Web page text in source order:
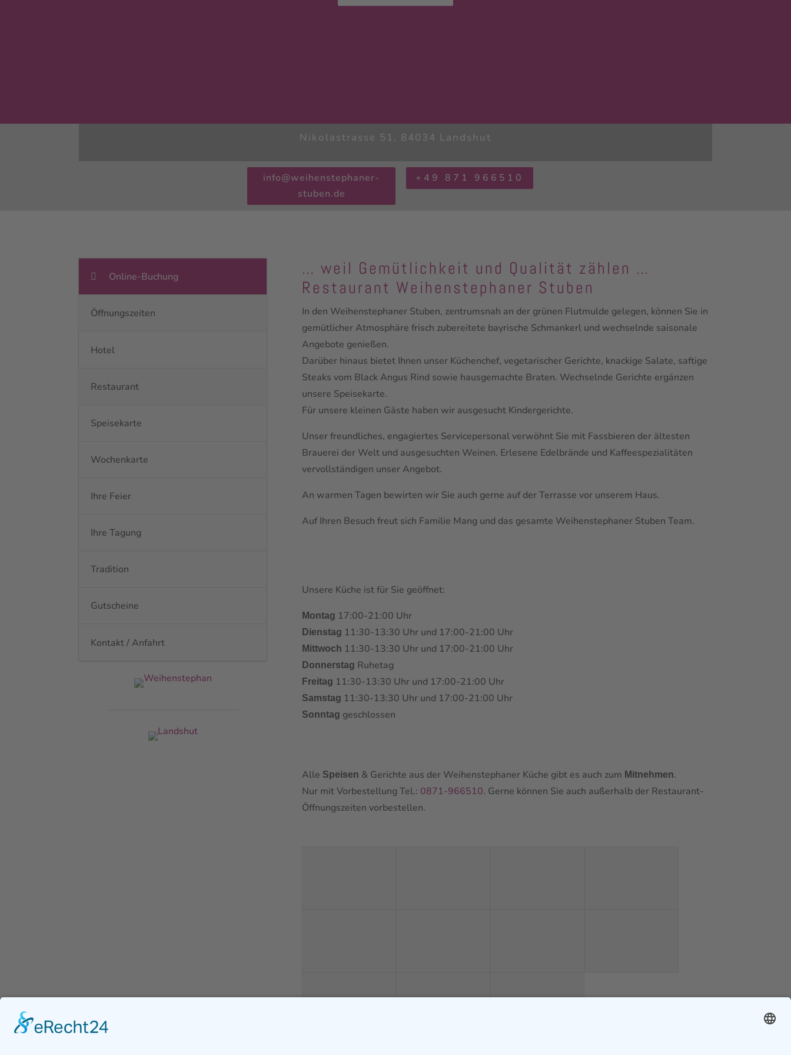
Nikolastrasse 51, 84034 Landshut
info@weihenstephaner-
stuben.de
+49 871 966510
Online-Buchung
Öffnungszeiten
Hotel
Restaurant
Speisekarte
Wochenkarte
Ihre Feier
Ihre Tagung
Tradition
Gutscheine
Kontakt / Anfahrt
… weil Gemütlichkeit und Qualität zählen …
Restaurant Weihenstephaner Stuben
In den Weihenstephaner Stuben, zentrumsnah an der grünen Flutmulde gelegen, können Sie in
gemütlicher Atmosphäre frisch zubereitete bayrische Schmankerl und wechselnde saisonale
Angebote genießen.
Darüber hinaus bietet Ihnen unser Küchenchef, vegetarischer Gerichte, knackige Salate, saftige
Steaks vom Black Angus Rind sowie hausgemachte Braten. Wechselnde Gerichte ergänzen
unsere Speisekarte.
Für unsere kleinen Gäste haben wir ausgesucht Kindergerichte.
Unser freundliches, engagiertes Servicepersonal verwöhnt Sie mit Fassbieren der ältesten
Brauerei der Welt und ausgesuchten Weinen. Erlesene Edelbrände und Kaffeespezialitäten
vervollständigen unser Angebot.
An warmen Tagen bewirten wir Sie auch gerne auf der Terrasse vor unserem Haus.
Auf Ihren Besuch freut sich Familie Mang und das gesamte Weihenstephaner Stuben Team.
Unsere Küche ist für Sie geöffnet:
Montag 17:00-21:00 Uhr
Dienstag 11:30-13:30 Uhr und 17:00-21:00 Uhr
Mittwoch 11:30-13:30 Uhr und 17:00-21:00 Uhr
Donnerstag Ruhetag
Freitag 11:30-13:30 Uhr und 17:00-21:00 Uhr
Samstag 11:30-13:30 Uhr und 17:00-21:00 Uhr
Sonntag geschlossen
Alle Speisen & Gerichte aus der Weihenstephaner Küche gibt es auch zum Mitnehmen.
Nur mit Vorbestellung Tel.: 0871-966510. Gerne können Sie auch außerhalb der Restaurant-
Öffnungszeiten vorbestellen.